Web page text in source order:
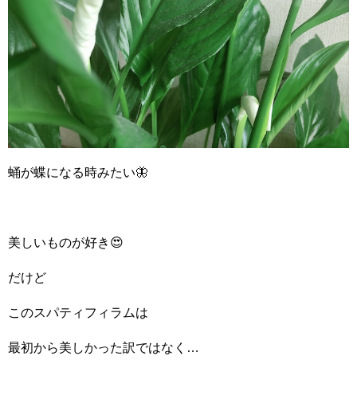
蛹が蝶になる時みたい🦋
美しいものが好き😍
だけど
このスパティフィラムは
最初から美しかった訳ではなく…